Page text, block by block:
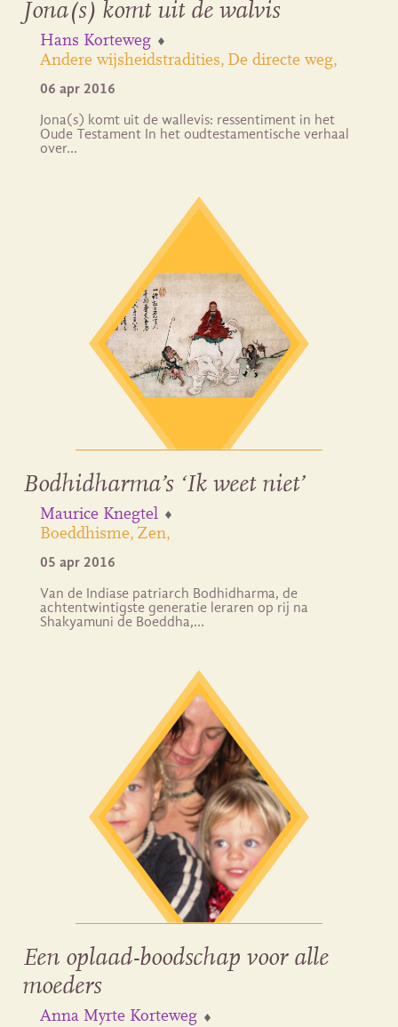
Jona(s) komt uit de walvis
Hans Korteweg
Andere wijsheidstradities De directe weg
06 apr 2016
Jona(s) komt uit de wallevis: ressentiment in het
Oude Testament In het oudtestamentische verhaal
over…
Bodhidharma’s ‘Ik weet niet’
Maurice Knegtel
Boeddhisme Zen
05 apr 2016
Van de Indiase patriarch Bodhidharma, de
achtentwintigste generatie leraren op rij na
Shakyamuni de Boeddha,…
Een oplaad-boodschap voor alle
moeders
Anna Myrte Korteweg